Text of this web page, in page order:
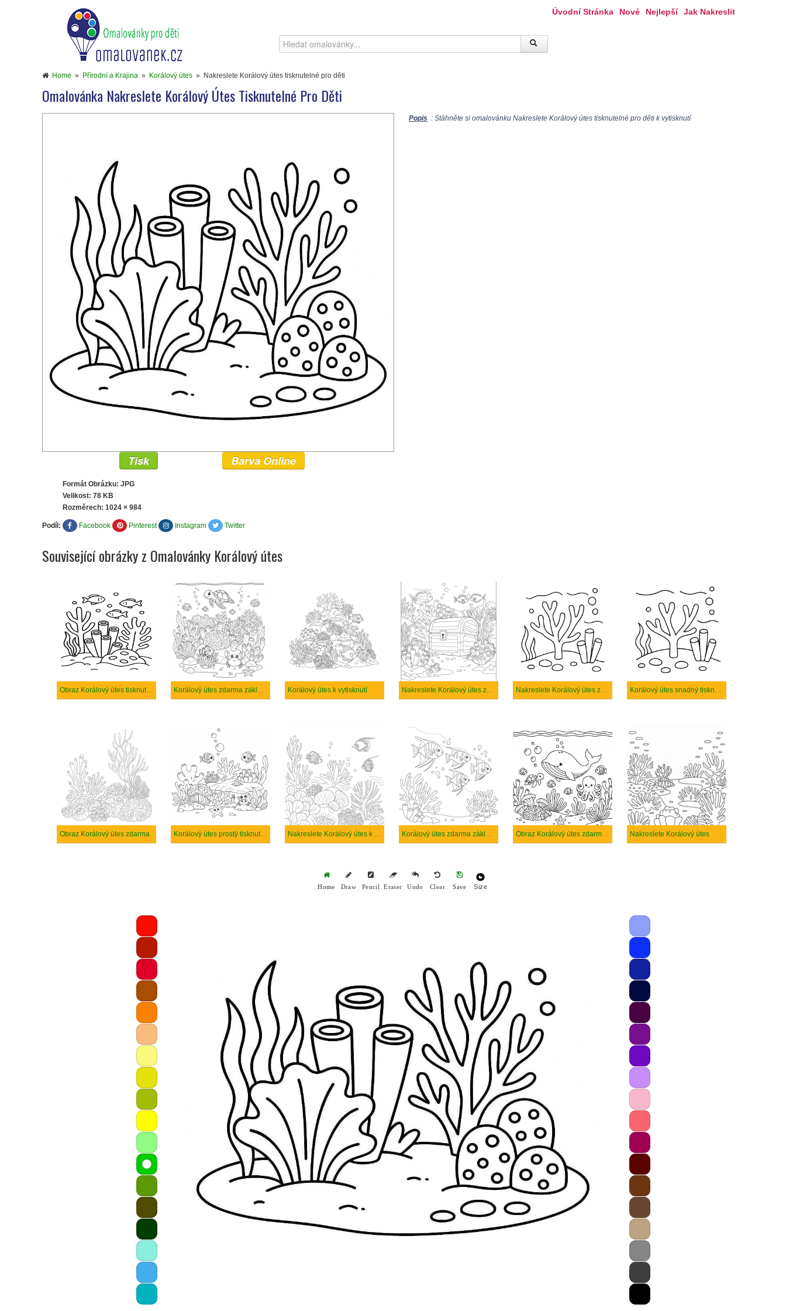
Úvodní Stránka Nové Nejlepší Jak Nakreslit
Home » Přírodní a Krajina » Korálový útes » Nakreslete Korálový útes tisknutelné pro děti
Omalovánka Nakreslete Korálový Útes Tisknutelné Pro Děti
Popis : Stáhněte si omalovánku Nakreslete Korálový útes tisknutelné pro děti k vytisknutí
Tisk Barva Online
Formát Obrázku: JPG
Velikost: 78 KB
Rozměrech: 1024 × 984
Podíl: Facebook Pinterest Instagram Twitter
Související obrázky z Omalovánky Korálový útes
Obraz Korálový útes tisknutelné Korálový útes k vytisknutí
Obraz Korálový útes zdarma Korálový útes prostý tisknutelné Nakreslete Korálový útes
Home Draw Pencil Eraser Undo Clear Save Size